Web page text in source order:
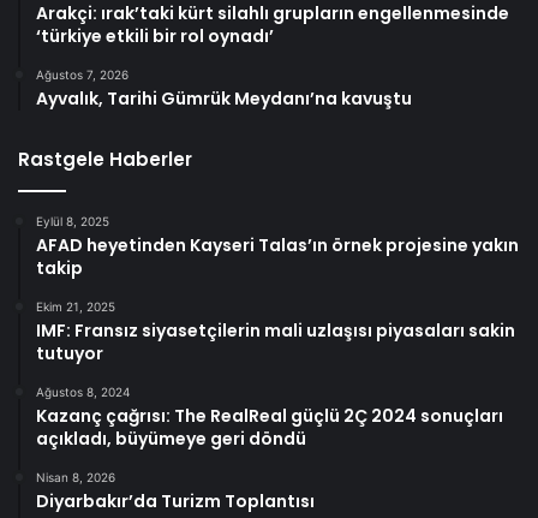
Arakçi: ırak’taki kürt silahlı grupların engellenmesinde
‘türkiye etkili bir rol oynadı’
Ağustos 7, 2026
Ayvalık, Tarihi Gümrük Meydanı’na kavuştu
Rastgele Haberler
Eylül 8, 2025
AFAD heyetinden Kayseri Talas’ın örnek projesine yakın
takip
Ekim 21, 2025
IMF: Fransız siyasetçilerin mali uzlaşısı piyasaları sakin
tutuyor
Ağustos 8, 2024
Kazanç çağrısı: The RealReal güçlü 2Ç 2024 sonuçları
açıkladı, büyümeye geri döndü
Nisan 8, 2026
Diyarbakır’da Turizm Toplantısı